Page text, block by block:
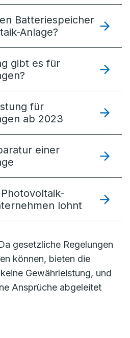
Batteriespeicher
Anlage?
gibt es für
für
ab 2023
einer
lohnt
gesetzliche Regelungen
können, bieten die
Gewährleistung, und
Ansprüche abgeleitet